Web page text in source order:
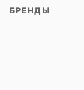
БРЕНДЫ